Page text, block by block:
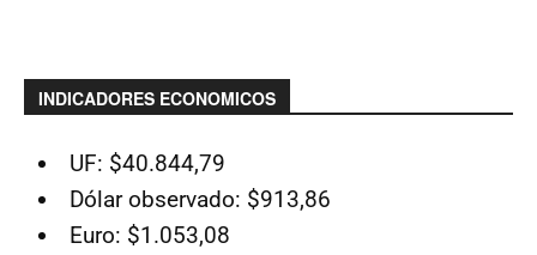
INDICADORES ECONOMICOS
UF: $40.844,79
Dólar observado: $913,86
Euro: $1.053,08